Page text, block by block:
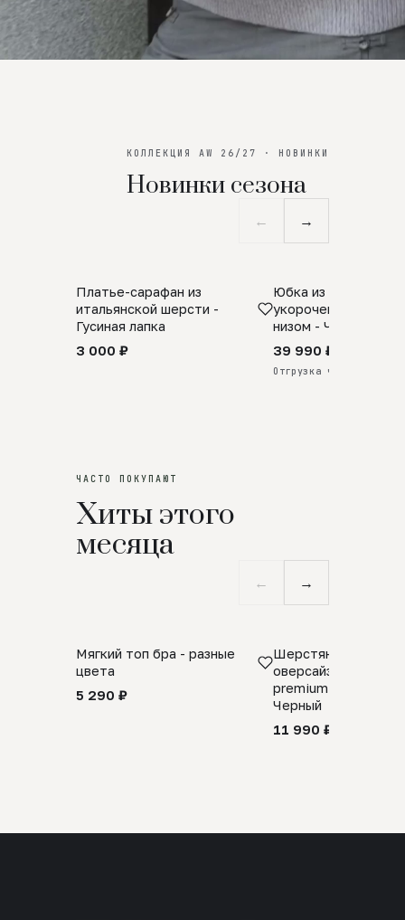
КОЛЛЕКЦИЯ AW 26/27 · НОВИНКИ
Новинки сезона
← →
SALE
Платье-сарафан из
итальянской шерсти -
Гусиная лапка
3 000 ₽
ПРЕДЗАКАЗ
Юбка из
укороченная с
низом - Черный
39 990 ₽
Отгрузка через 25 дней
ЧАСТО ПОКУПАЮТ
Хиты этого
месяца
← →
Мягкий топ бра - разные
цвета
5 290 ₽
Шерстяной свитер
оверсайз 100%
premium merino
Черный
11 990 ₽